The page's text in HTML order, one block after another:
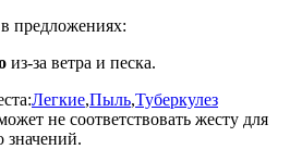
предложениях:
из-за ветра и песка.
Легкие,Пыль,Туберкулез
не соответствовать жесту для
значений.